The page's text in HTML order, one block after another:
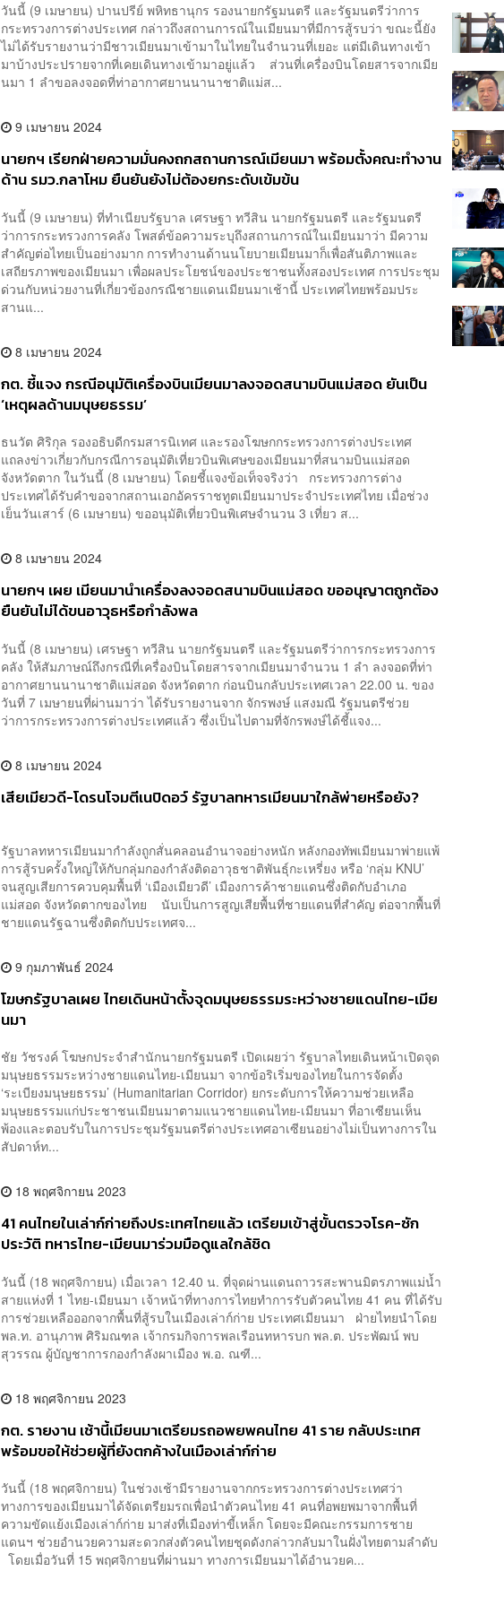
วันนี้ (9 เมษายน) ปานปรีย์ พหิทธานุกร รองนายกรัฐมนตรี และรัฐมนตรีว่าการ
กระทรวงการต่างประเทศ กล่าวถึงสถานการณ์ในเมียนมาที่มีการสู้รบว่า ขณะนี้ยัง
ไม่ได้รับรายงานว่ามีชาวเมียนมาเข้ามาในไทยในจำนวนที่เยอะ แต่มีเดินทางเข้า
มาบ้างประปรายจากที่เคยเดินทางเข้ามาอยู่แล้ว ส่วนที่เครื่องบินโดยสารจากเมีย
นมา 1 ลำขอลงจอดที่ท่าอากาศยานนานาชาติแม่ส...
9 เมษายน 2024
นายกฯ เรียกฝ่ายความมั่นคงถกสถานการณ์เมียนมา​ พร้อมตั้งคณะทำงาน
ด้าน รมว.กลาโหม ยืนยันยังไม่ต้องยกระดับเข้มข้น
วันนี้ (9 เมษายน) ที่ทำเนียบรัฐบาล เศรษฐา ทวีสิน นายกรัฐมนตรี และรัฐมนตรี
ว่าการกระทรวงการคลัง โพสต์ข้อความระบุถึงสถานการณ์ในเมียนมาว่า มีความ
สำคัญต่อไทยเป็นอย่างมาก การทำงานด้านนโยบายเมียนมาก็เพื่อสันติภาพและ
เสถียรภาพของเมียนมา เพื่อผลประโยชน์ของประชาชนทั้งสองประเทศ การประชุม
ด่วนกับหน่วยงานที่เกี่ยวข้องกรณีชายแดนเมียนมาเช้านี้ ประเทศไทยพร้อมประ
สานแ...
8 เมษายน 2024
กต. ชี้แจง กรณีอนุมัติเครื่องบินเมียนมาลงจอดสนามบินแม่สอด ยันเป็น
‘เหตุผลด้านมนุษยธรรม’
ธนวัต ศิริกุล รองอธิบดีกรมสารนิเทศ และรองโฆษกกระทรวงการต่างประเทศ
แถลงข่าวเกี่ยวกับกรณีการอนุมัติเที่ยวบินพิเศษของเมียนมาที่สนามบินแม่สอด
จังหวัดตาก ในวันนี้ (8 เมษายน) โดยชี้แจงข้อเท็จจริงว่า กระทรวงการต่าง
ประเทศได้รับคำขอจากสถานเอกอัครราชทูตเมียนมาประจำประเทศไทย เมื่อช่วง
เย็นวันเสาร์ (6 เมษายน) ขออนุมัติเที่ยวบินพิเศษจำนวน 3 เที่ยว ส...
8 เมษายน 2024
นายกฯ เผย เมียนมานำเครื่องลงจอดสนามบินแม่สอด ขออนุญาตถูกต้อง
ยืนยันไม่ได้ขนอาวุธหรือกำลังพล
วันนี้ (8 เมษายน) เศรษฐา ทวีสิน นายกรัฐมนตรี และรัฐมนตรีว่าการกระทรวงการ
คลัง ให้สัมภาษณ์ถึงกรณีที่เครื่องบินโดยสารจากเมียนมาจำนวน 1 ลำ ลงจอดที่ท่า
อากาศยานนานาชาติแม่สอด จังหวัดตาก ก่อนบินกลับประเทศเวลา 22.00 น. ของ
วันที่ 7 เมษายนที่ผ่านมาว่า ได้รับรายงานจาก จักรพงษ์ แสงมณี รัฐมนตรีช่วย
ว่าการกระทรวงการต่างประเทศแล้ว ซึ่งเป็นไปตามที่จักรพงษ์ได้ชี้แจง...
8 เมษายน 2024
เสียเมียวดี-โดรนโจมตีเนปิดอว์ รัฐบาลทหารเมียนมาใกล้พ่ายหรือยัง?
รัฐบาลทหารเมียนมากำลังถูกสั่นคลอนอำนาจอย่างหนัก หลังกองทัพเมียนมาพ่ายแพ้
การสู้รบครั้งใหญ่ให้กับกลุ่มกองกำลังติดอาวุธชาติพันธุ์กะเหรี่ยง หรือ ‘กลุ่ม KNU’
จนสูญเสียการควบคุมพื้นที่ ‘เมืองเมียวดี’ เมืองการค้าชายแดนซึ่งติดกับอำเภอ
แม่สอด จังหวัดตากของไทย นับเป็นการสูญเสียพื้นที่ชายแดนที่สำคัญ ต่อจากพื้นที่
ชายแดนรัฐฉานซึ่งติดกับประเทศจ...
9 กุมภาพันธ์ 2024
โฆษกรัฐบาลเผย ไทยเดินหน้าตั้งจุดมนุษยธรรมระหว่างชายแดนไทย-เมีย
นมา
ชัย วัชรงค์ โฆษกประจำสำนักนายกรัฐมนตรี เปิดเผยว่า รัฐบาลไทยเดินหน้าเปิดจุด
มนุษยธรรมระหว่างชายแดนไทย-เมียนมา จากข้อริเริ่มของไทยในการจัดตั้ง
‘ระเบียงมนุษยธรรม’ (Humanitarian Corridor) ยกระดับการให้ความช่วยเหลือ
มนุษยธรรมแก่ประชาชนเมียนมาตามแนวชายแดนไทย-เมียนมา ที่อาเซียนเห็น
พ้องและตอบรับในการประชุมรัฐมนตรีต่างประเทศอาเซียนอย่างไม่เป็นทางการใน
สัปดาห์ท...
18 พฤศจิกายน 2023
41 คนไทยในเล่าก์ก่ายถึงประเทศไทยแล้ว เตรียมเข้าสู่ขั้นตรวจโรค-ซัก
ประวัติ ทหารไทย-เมียนมาร่วมมือดูแลใกล้ชิด
วันนี้ (18 พฤศจิกายน) เมื่อเวลา 12.40 น. ที่จุดผ่านแดนถาวรสะพานมิตรภาพแม่น้ำ
สายแห่งที่ 1 ไทย-เมียนมา เจ้าหน้าที่ทางการไทยทำการรับตัวคนไทย 41 คน ที่ได้รับ
การช่วยเหลือออกจากพื้นที่สู้รบในเมืองเล่าก์ก่าย ประเทศเมียนมา ฝ่ายไทยนำโดย
พล.ท. อานุภาพ ศิริมณฑล เจ้ากรมกิจการพลเรือนทหารบก พล.ต. ประพัฒน์ พบ
สุวรรณ ผู้บัญชาการกองกำลังผาเมือง พ.อ. ณฑี...
18 พฤศจิกายน 2023
กต. รายงาน เช้านี้เมียนมาเตรียมรถอพยพคนไทย 41 ราย กลับประเทศ
พร้อมขอให้ช่วยผู้ที่ยังตกค้างในเมืองเล่าก์ก่าย
วันนี้ (18 พฤศจิกายน) ในช่วงเช้ามีรายงานจากกระทรวงการต่างประเทศว่า
ทางการของเมียนมาได้จัดเตรียมรถเพื่อนำตัวคนไทย 41 คนที่อพยพมาจากพื้นที่
ความขัดแย้งเมืองเล่าก์ก่าย มาส่งที่เมืองท่าขี้เหล็ก โดยจะมีคณะกรรมการชาย
แดนฯ ช่วยอำนวยความสะดวกส่งตัวคนไทยชุดดังกล่าวกลับมาในฝั่งไทยตามลำดับ
โดยเมื่อวันที่ 15 พฤศจิกายนที่ผ่านมา ทางการเมียนมาได้อำนวยค...